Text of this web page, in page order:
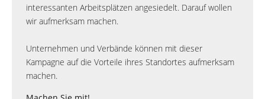
interessanten Arbeitsplätzen angesiedelt. Darauf wollen
wir aufmerksam machen.
Unternehmen und Verbände können mit dieser
Kampagne auf die Vorteile ihres Standortes aufmerksam
machen.